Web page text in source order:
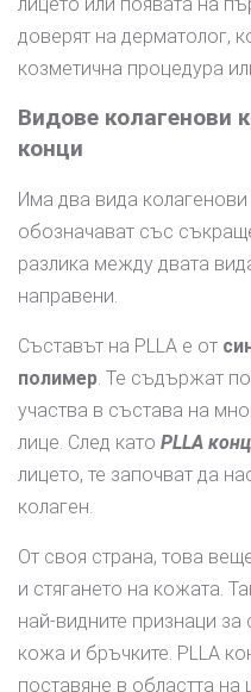
доверят на дерматолог,
козметична процедура
Видове колагенови
конци
Има два вида
обозначават със
разлика между двата
направени.
Съставът на PLLA е от
полимер. Те съдържат
участва в състава на
лице. След като PLLA
лицето, те започват да
колаген.
От своя страна, това
и стягането на кожата.
най-видните признаци за
кожа и бръчките. PLLA
поставяне в областта на